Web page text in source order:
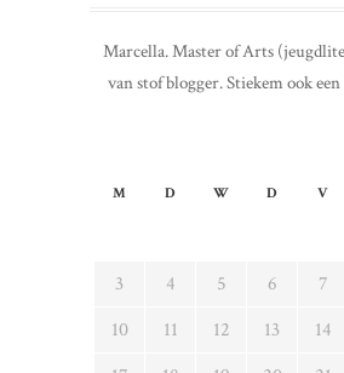
Marcella. Master of Arts
van stof blogger. Stiekem ook
M
D W D V
3
4 5 6 7
10
11 12 13 14